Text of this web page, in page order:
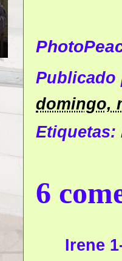
domingo,
Etiquetas:
6
Irene